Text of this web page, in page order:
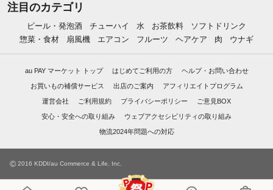
注目のカテゴリ
ビール・発泡酒 チューハイ 水 お茶飲料
ソフトドリンク
惣菜・食材
扇風機 エアコン フルーツ ヘアケア 肉 ウナギ
au PAY マーケット トップ はじめてご利用の方 ヘルプ・お問い合わせ
お買いもの補償サービス 出店のご案内 アフィリエイトプログラム
運営会社 ご利用規約 プライバシーポリシー ご意見BOX
安心・安全への取り組み ウェブアクセシビリティの取り組み
物流2024年問題への対応
© 2016 KDDI/au Commerce & Life, Inc.